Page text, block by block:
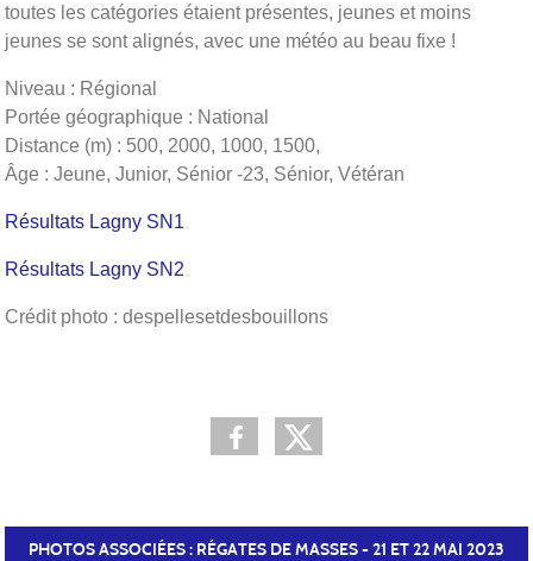
toutes les catégories étaient présentes, jeunes et moins
jeunes se sont alignés, avec une météo au beau fixe !
Niveau : Régional
Portée géographique : National
Distance (m) : 500, 2000, 1000, 1500,
Âge : Jeune, Junior, Sénior -23, Sénior, Vétéran
Résultats Lagny SN1
Résultats Lagny SN2
Crédit photo : despellesetdesbouillons
PHOTOS ASSOCIÉES : RÉGATES DE MASSES - 21 ET 22 MAI 2023